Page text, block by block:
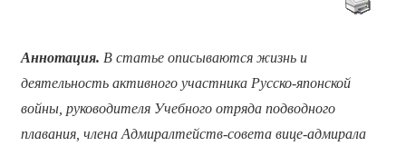
Аннотация. В статье описываются жизнь и
деятельность активного участника Русско-японской
войны, руководителя Учебного отряда подводного
плавания, члена Адмиралтейств-совета вице-адмирала